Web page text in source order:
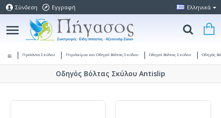
Σύνδεση Εγγραφή Ελληνικά
Προϊόντα Σκύλου Περιλαίμια και Οδηγοί Βόλτας Σκύλου Οδηγοί Βόλτας Σκύλου Οδηγός
Οδηγός Βόλτας Σκύλου Antislip